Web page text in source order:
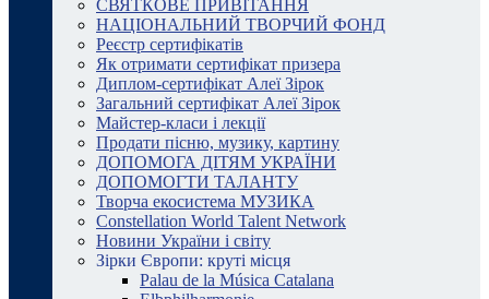
СВЯТКОВЕ ПРИВІТАННЯ
НАЦІОНАЛЬНИЙ ТВОРЧИЙ ФОНД
Реєстр сертифікатів
Як отримати сертифікат призера
Диплом-сертифікат Алеї Зірок
Загальний сертифікат Алеї Зірок
Майстер-класи і лекції
Продати пісню, музику, картину
ДОПОМОГА ДІТЯМ УКРАЇНИ
ДОПОМОГТИ ТАЛАНТУ
Творча екосистема МУЗИКА
Constellation World Talent Network
Новини України і світу
Зірки Європи: круті місця
Palau de la Música Catalana